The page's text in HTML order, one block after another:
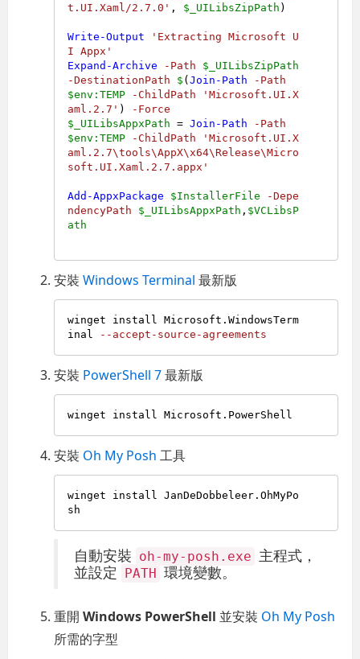
t.UI.Xaml/2.7.0' , $_UILibsZipPath )
Write-Output
'Extracting Microsoft U
I Appx'
Expand-Archive
-Path
$_UILibsZipPath
-DestinationPath
$ (Join-Path
-Path
$env:TEMP
-ChildPath
'Microsoft.UI.X
aml.2.7' )
-Force
$_UILibsAppxPath = Join-Path
-Path
$env:TEMP
-ChildPath
'Microsoft.UI.X
aml.2.7\tools\AppX\x64\Release\Micro
soft.UI.Xaml.2.7.appx'
Add-AppxPackage $InstallerFile
-Depe
ndencyPath
$_UILibsAppxPath , $VCLibsP
ath
安裝Windows Terminal 最新版
winget install Microsoft.WindowsTerm
inal
--accept-source-agreements
安裝 PowerShell 7最新版
安裝 Oh My Posh 工具
winget install JanDeDobbeleer.OhMyPo
自動安裝 oh-my-posh.exe 主程式，
並設定
PATH 環境變數。
重開Windows PowerShell 並安裝 Oh My Posh
所需的字型